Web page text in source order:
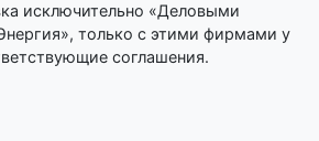
исключительно «Деловыми
только с этими фирмами у
соглашения.